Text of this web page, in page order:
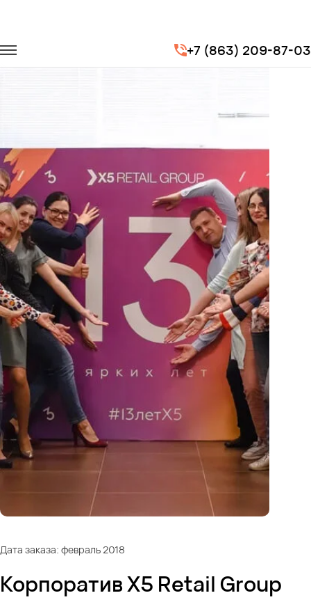
+7 (863) 209-87-03
Корпоративные перевозки
Корпоратив X5 Retail Group
Дата заказа: февраль 2018
Корпоратив X5 Retail Group